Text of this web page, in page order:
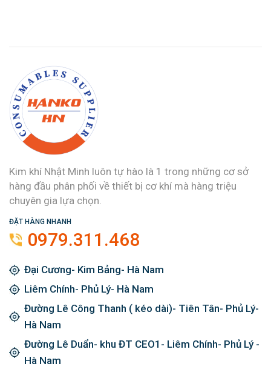
Kim khí Nhật Minh luôn tự hào là 1 trong những cơ sở
hàng đầu phân phối về thiết bị cơ khí mà hàng triệu
chuyên gia lựa chọn.
ĐẶT HÀNG NHANH
0979.311.468
Đại Cương- Kim Bảng- Hà Nam
Liêm Chính- Phủ Lý- Hà Nam
Đường Lê Công Thanh ( kéo dài)- Tiên Tân- Phủ Lý-
Hà Nam
Đường Lê Duẩn- khu ĐT CEO1- Liêm Chính- Phủ Lý -
Hà Nam